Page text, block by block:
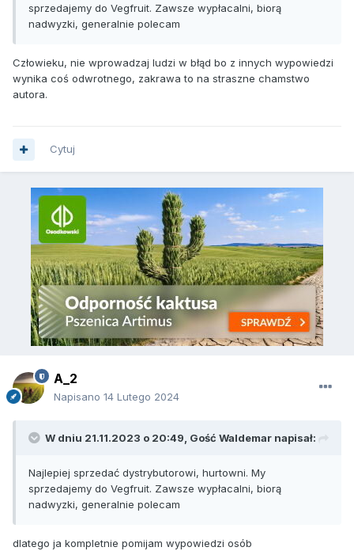
sprzedajemy do Vegfruit. Zawsze wypłacalni, biorą
nadwyzki, generalnie polecam
Człowieku, nie wprowadzaj ludzi w błąd bo z innych wypowiedzi
wynika coś odwrotnego, zakrawa to na straszne chamstwo
autora.
Cytuj
A_2
Napisano 14 Lutego 2024
W dniu 21.11.2023 o 20:49, Gość Waldemar napisał:
Najlepiej sprzedać dystrybutorowi, hurtowni. My
sprzedajemy do Vegfruit. Zawsze wypłacalni, biorą
nadwyzki, generalnie polecam
dlatego ja kompletnie pomijam wypowiedzi osób